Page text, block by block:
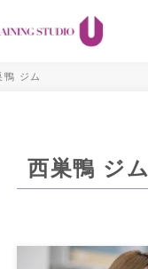
鴨 ジム
西巣鴨 ジム